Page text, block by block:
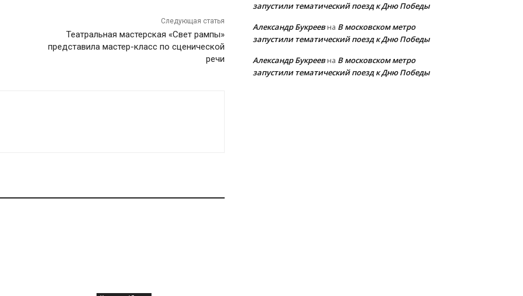
Следующая статья
Театральная мастерская «Свет рампы»
представила мастер-класс по сценической
речи
запустили тематический поезд к Дню Победы
Александр Букреевна В московском метро
запустили тематический поезд к Дню Победы
Александр Букреевна В московском метро
запустили тематический поезд к Дню Победы